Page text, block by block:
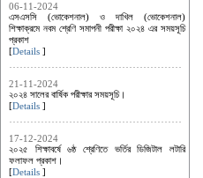
06-11-2024
এসএসসি (ভোকেশনাল) ও দাখিল (ভোকেশনাল)
শিক্ষাক্রমে নবম শ্রেণি সমাপনী পরীক্ষা ২০২৪ এর সময়সূচি
প্রকাশ
[Details ]
21-11-2024
২০২৪ সালের বার্ষিক পরীক্ষার সময়সূচি।
[Details ]
17-12-2024
২০২৫ শিক্ষাবর্ষে ৬ষ্ঠ শ্রেণিতে ভর্তির ডিজিটাল লটারি
ফলাফল প্রকাশ।
[Details ]